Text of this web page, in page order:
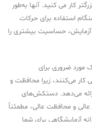
کار می کنید. آنها به‌طور
استفاده برای حرکات
آزمایش، حساسیت بیشتری را
مورد ضروری برای
می‌کنند، زیرا محافظت و
می‌دهد. دستکش‌های
عالی و محافظت عالی، مطمئناً
آزمایشگاهی برای شما